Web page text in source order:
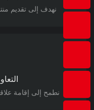
نهدف إلى تقديم
نطمح إلى إقامة